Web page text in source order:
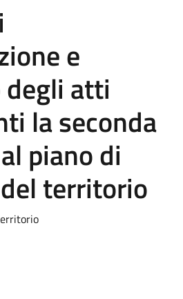
e
atti
la seconda
piano di
territorio